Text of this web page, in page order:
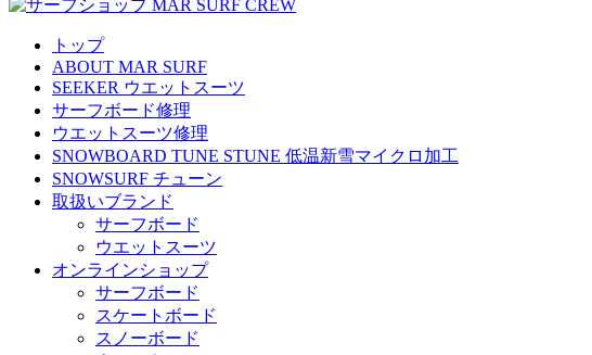
トップ
ABOUT MAR SURF
SEEKER ウエットスーツ
サーフボード修理
ウエットスーツ修理
SNOWBOARD TUNE STUNE 低温新雪マイクロ加工
SNOWSURF チューン
取扱いブランド
サーフボード
ウエットスーツ
オンラインショップ
サーフボード
スケートボード
スノーボード